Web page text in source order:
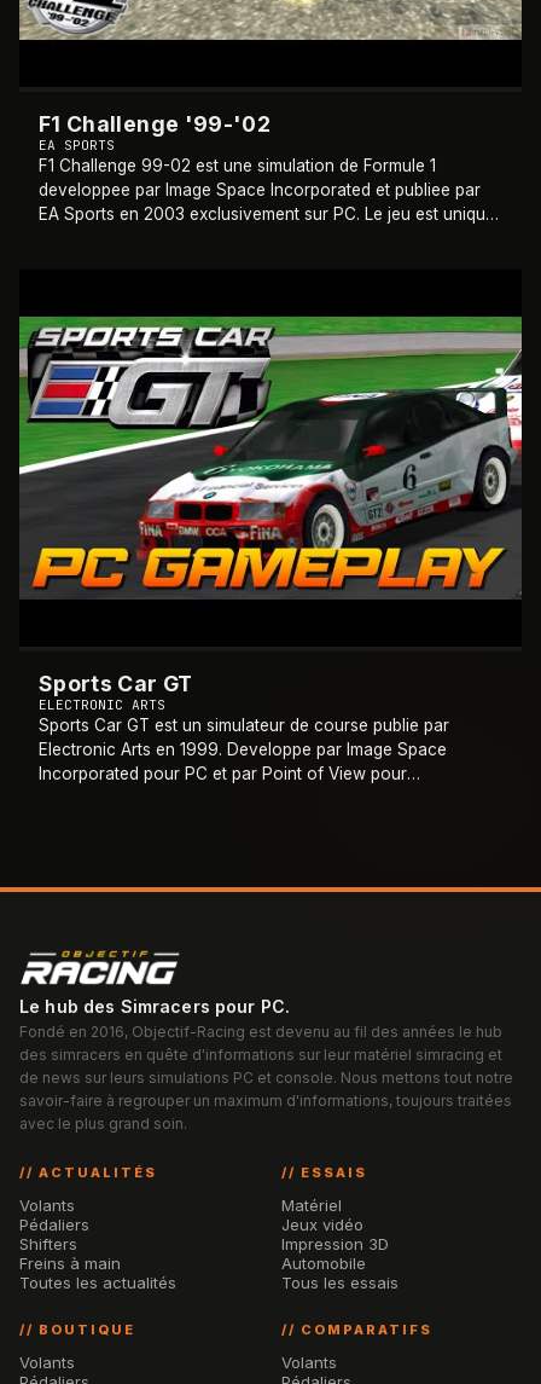
F1 Challenge '99-'02
EA SPORTS
F1 Challenge 99-02 est une simulation de Formule 1
developpee par Image Space Incorporated et publiee par
EA Sports en 2003 exclusivement sur PC. Le jeu est unique
Sports Car GT
ELECTRONIC ARTS
Sports Car GT est un simulateur de course publie par
Electronic Arts en 1999. Developpe par Image Space
Incorporated pour PC et par Point of View pour
Le hub des Simracers pour PC.
Fondé en 2016, Objectif-Racing est devenu au fil des années le hub
des simracers en quête d'informations sur leur matériel simracing et
de news sur leurs simulations PC et console. Nous mettons tout notre
savoir-faire à regrouper un maximum d'informations, toujours traitées
avec le plus grand soin.
// ACTUALITÉS
Volants
Pédaliers
Shifters
Freins à main
Toutes les actualités
// ESSAIS
Matériel
Jeux vidéo
Impression 3D
Automobile
Tous les essais
// BOUTIQUE
Volants
// COMPARATIFS
Volants